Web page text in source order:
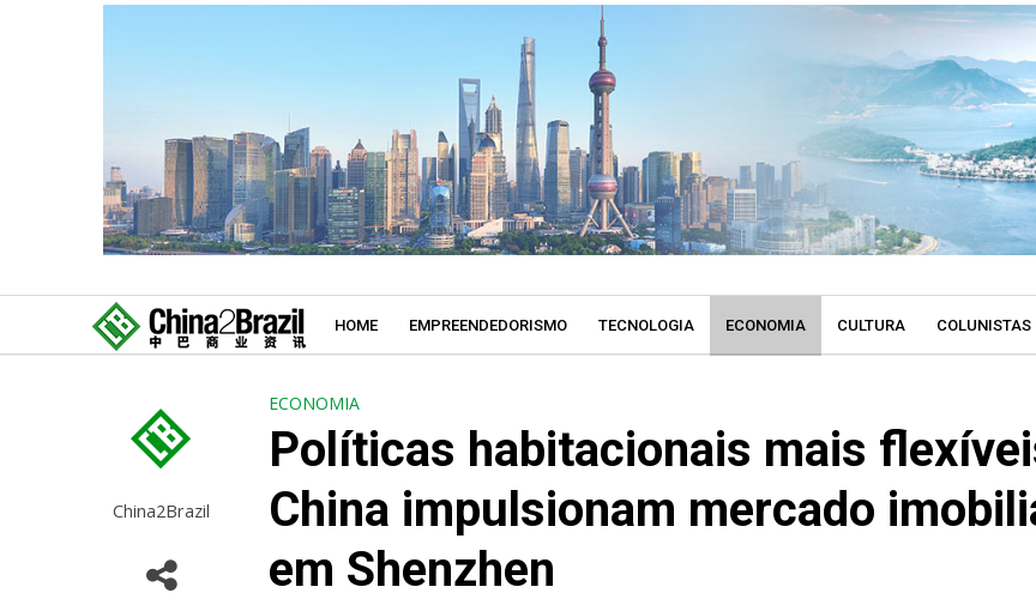
HOME EMPREENDEDORISMO TECNOLOGIA ECONOMIA CULTURA COLUNISTAS
China2Brazil
ECONOMIA
Políticas habitacionais mais
China impulsionam mercado
em Shenzhen